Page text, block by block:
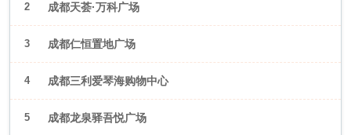
2 成都天荟·万科广场
3 成都仁恒置地广场
4 成都三利爱琴海购物中心
5 成都龙泉驿吾悦广场